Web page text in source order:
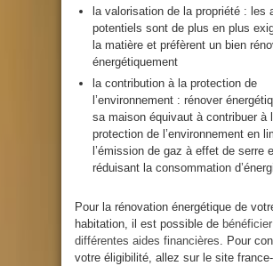
la valorisation de la propriété : les
potentiels sont de plus en plus
la matière et préfèrent un bien
énergétiquement
la contribution à la protection de
l’environnement : rénover
sa maison équivaut à contribuer à
protection de l’environnement en
l’émission de gaz à effet de serre
réduisant la consommation
Pour la rénovation énergétique de
habitation, il est possible de
différentes aides financières . Pour
votre éligibilité, allez sur le site france-